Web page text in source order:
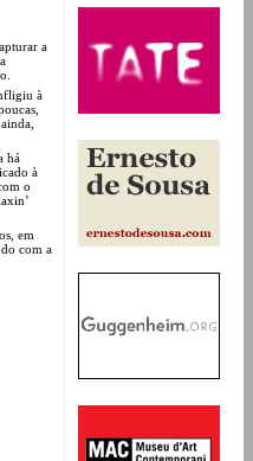
a
à
há
à
o
em
com a